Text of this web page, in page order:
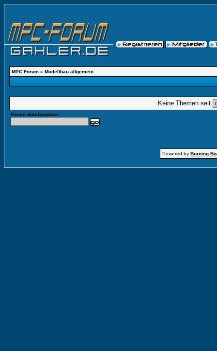
MPC Forum » Modellbau allgemein
Keine Themen seit
Forum durchsuchen:
Powered by Burning